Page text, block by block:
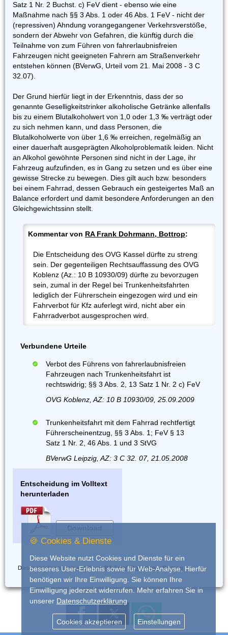
Satz 1 Nr. 2 Buchst. c) FeV dient - ebenso wie eine
Maßnahme nach §§ 3 Abs. 1 oder 46 Abs. 1 FeV - nicht der
(repressiven) Ahndung vorangegangener Verkehrsverstöße,
sondern der Abwehr von Gefahren, die künftig durch die
Teilnahme von zum Führen von fahrerlaubnisfreien
Fahrzeugen nicht geeigneten Fahrern am Straßenverkehr
entstehen können (BVerwG, Urteil vom 21. Mai 2008 - 3 C
32.07).
Der Grund hierfür liegt in der Erkenntnis, dass der so
genannte Geselligkeitstrinker alkoholische Getränke allenfalls
bis zu einem Blutalkoholwert von 1,0 oder 1,3 ‰ verträgt oder
zu sich nehmen kann, und dass Personen, die
Blutalkoholwerte von über 1,6 ‰ erreichen, regelmäßig an
einer dauerhaft ausgeprägten Alkoholproblematik leiden. Nicht
an Alkohol gewöhnte Personen sind nicht in der Lage, ihr
Fahrzeug aufzufinden, es in Gang zu setzen und es über eine
gewisse Strecke zu bewegen. Dies gilt auch bzw. besonders
bei einem Fahrrad, dessen Gebrauch ein gesteigertes Maß an
Balance erfordert und damit besondere Anforderungen an den
Gleichgewichtssinn stellt.
Kommentar von RA Frank Dohrmann, Bottrop:
Die Entscheidung des OVG Kassel dürfte zu streng
sein. Der gegenteiligen Rechtsauffassung des OVG
Koblenz (Az.: 10 B 10930/09) dürfte zu bevorzugen
sein, zumal in der Regel bei Trunkenheitsfahrten
lediglich der Führerschein eingezogen wird und ein
Fahrverbot für Kfz auferlegt wird, nicht aber ein
Fahrradverbot ausgesprochen wird.
Verbundene Urteile
Verbot des Führens von fahrerlaubnisfreien
Fahrzeugen nach Trunkenheitsfahrt ist
rechtswidrig; §§ 3 Abs. 2, 13 Satz 1 Nr. 2 c) FeV
OVG Koblenz, AZ: 10 B 10930/09, 25.09.2009
Trunkenheitsfahrt mit dem Fahrrad rechtfertigt
Führerscheinentzug, §§ 3 Abs. 1; FeV § 13
Satz 1 Nr. 2, 46 Abs. 1 und 3 StVG
BVerwG Leipzig, AZ: 3 C 32. 07, 21.05.2008
Entscheidung im Volltext
herunterladen
Dieses Urteil wurde eingestellt vonRA Frank Dohrmann, Bottrop
🍪 Cookies & Dienste
Diese Website nutzt Cookies und Dienste für ein
besseres User-Erlebnis sowie für Web-Analyse. Hierfür
benötigen wir Ihre Einwilligung. Sie können Ihre
Einwilligung jederzeit widerrufen. Mehr erfahren Sie in
unserer Datenschutzerklärung
Cookies akzeptieren Einstellungen